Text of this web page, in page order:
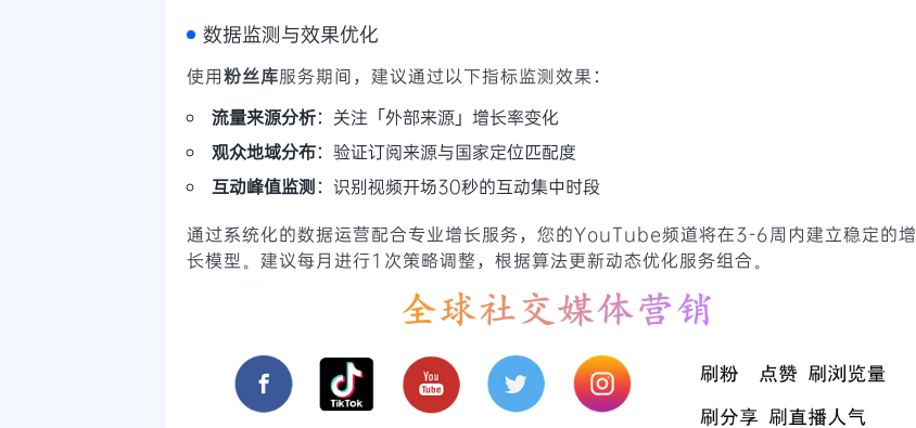
数据监测与效果优化
使用粉丝库服务期间，建议通过以下指标监测效果：
流量来源分析：关注「外部来源」增长率变化
观众地域分布：验证订阅来源与国家定位匹配度
互动峰值监测：识别视频开场30秒的互动集中时段
通过系统化的数据运营配合专业增长服务，您的YouTube频道将在3-6周内建立稳定的增
长模型。建议每月进行1次策略调整，根据算法更新动态优化服务组合。